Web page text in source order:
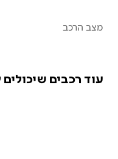
מצב הרכב
עוד רכבים שיכולים